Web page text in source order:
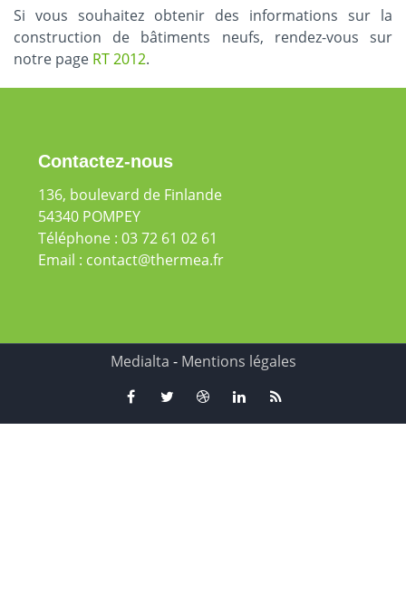
Si vous souhaitez obtenir des informations sur la
construction de bâtiments neufs, rendez-vous sur
notre page RT 2012.
Contactez-nous
136, boulevard de Finlande
54340 POMPEY
Téléphone : 03 72 61 02 61
Email : contact@thermea.fr
Medialta - Mentions légales